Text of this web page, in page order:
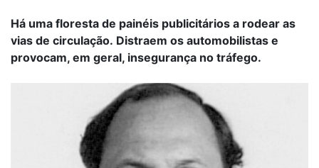
Há uma floresta de painéis publicitários a rodear as
vias de circulação. Distraem os automobilistas e
provocam, em geral, insegurança no tráfego.